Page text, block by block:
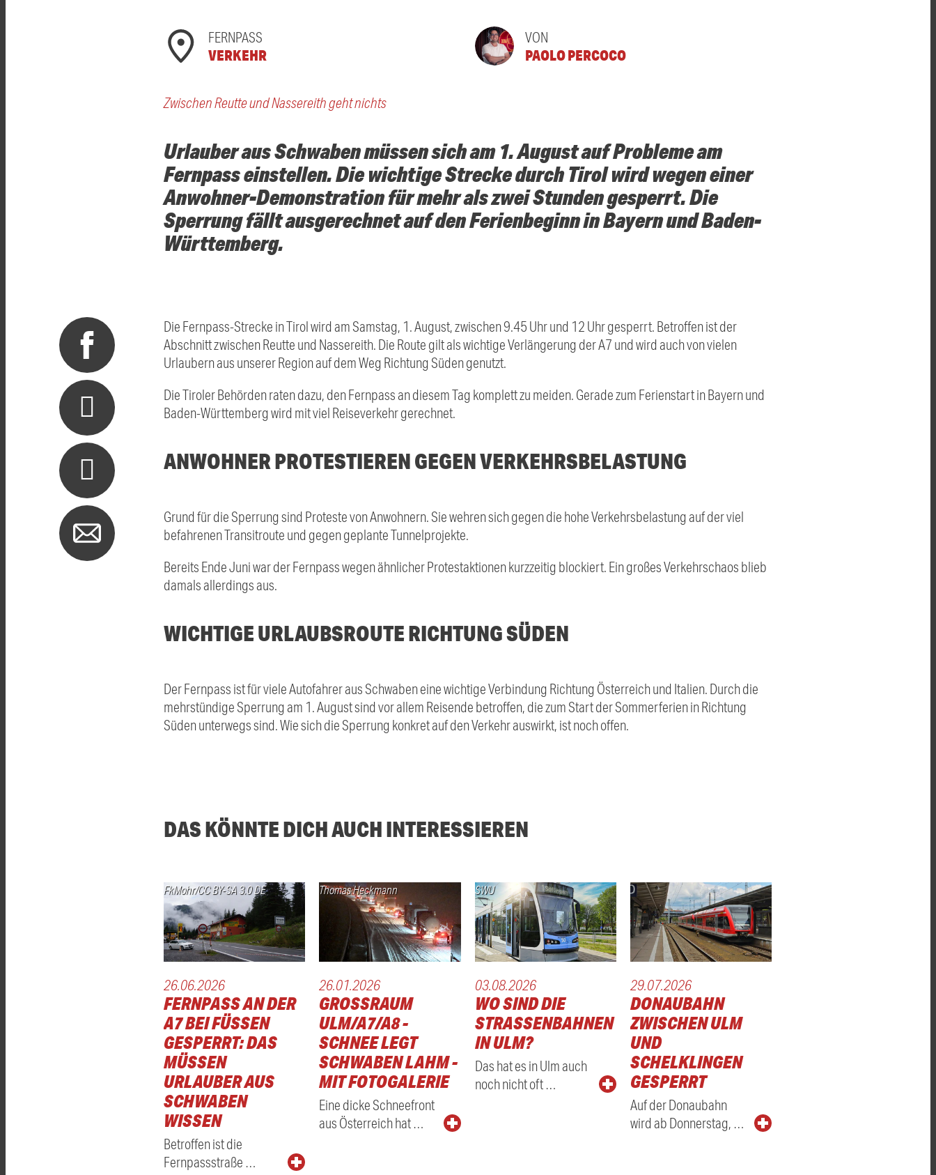
FERNPASS
VERKEHR
VON
PAOLO PERCOCO
Zwischen Reutte und Nassereith geht nichts
Urlauber aus Schwaben müssen sich am 1. August auf Probleme am
Fernpass einstellen. Die wichtige Strecke durch Tirol wird wegen einer
Anwohner-Demonstration für mehr als zwei Stunden gesperrt. Die
Sperrung fällt ausgerechnet auf den Ferienbeginn in Bayern und Baden-
Württemberg.
Die Fernpass-Strecke in Tirol wird am Samstag, 1. August, zwischen 9.45 Uhr und 12 Uhr gesperrt. Betroffen ist der
Abschnitt zwischen Reutte und Nassereith. Die Route gilt als wichtige Verlängerung der A7 und wird auch von vielen
Urlaubern aus unserer Region auf dem Weg Richtung Süden genutzt.
Die Tiroler Behörden raten dazu, den Fernpass an diesem Tag komplett zu meiden. Gerade zum Ferienstart in Bayern und
Baden-Württemberg wird mit viel Reiseverkehr gerechnet.
ANWOHNER PROTESTIEREN GEGEN VERKEHRSBELASTUNG
Grund für die Sperrung sind Proteste von Anwohnern. Sie wehren sich gegen die hohe Verkehrsbelastung auf der viel
befahrenen Transitroute und gegen geplante Tunnelprojekte.
Bereits Ende Juni war der Fernpass wegen ähnlicher Protestaktionen kurzzeitig blockiert. Ein großes Verkehrschaos blieb
damals allerdings aus.
WICHTIGE URLAUBSROUTE RICHTUNG SÜDEN
Der Fernpass ist für viele Autofahrer aus Schwaben eine wichtige Verbindung Richtung Österreich und Italien. Durch die
mehrstündige Sperrung am 1. August sind vor allem Reisende betroffen, die zum Start der Sommerferien in Richtung
Süden unterwegs sind. Wie sich die Sperrung konkret auf den Verkehr auswirkt, ist noch offen.
DAS KÖNNTE DICH AUCH INTERESSIEREN
FkMohr/CC BY-SA 3.0 DE
26.06.2026
FERNPASS AN DER
A7 BEI FÜSSEN
GESPERRT: DAS
MÜSSEN
URLAUBER AUS
SCHWABEN
WISSEN
Betroffen ist die
Fernpassstraße …
Thomas Heckmann
26.01.2026
GROSSRAUM U
LM/A7/A8 - S
CHNEE LEGT S
CHWABEN LAHM - M
IT FOTOGALERIE
Eine dicke Schneefront
aus Österreich hat …
SWU
03.08.2026
WO SIND DIE
STRASSENBAHNEN I
N ULM?
Das hat es in Ulm auch
noch nicht oft …
29.07.2026
DONAUBAHN
ZWISCHEN ULM
UND
SCHELKLINGEN
GESPERRT
Auf der Donaubahn
wird ab Donnerstag, …